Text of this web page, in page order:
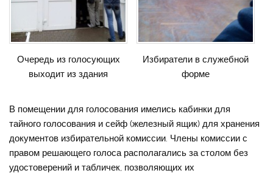
Очередь из голосующих
выходит из здания
Избиратели в служебной
форме
В помещении для голосования имелись кабинки для
тайного голосования и сейф (железный ящик) для хранения
документов избирательной комиссии. Члены комиссии с
правом решающего голоса располагались за столом без
удостоверений и табличек, позволяющих их